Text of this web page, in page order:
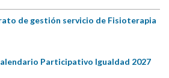
de gestión servicio de Fisioterapia
Participativo Igualdad 2027